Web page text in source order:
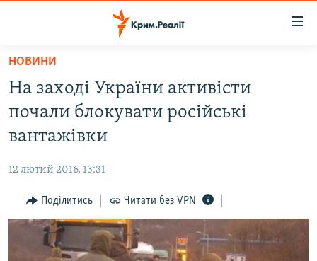
Перейти
основного
матеріалу
до
основної
Перейти
до
ВОДА.КРИМ
ВІДЕО ТА ФОТО
БЛОГИ
ПОГЛЯД
ІНТЕРВ'Ю
ВСЕ ЗА ДЕНЬ
НОВИНИ
На заході України активісти
почали блокувати російські
вантажівки
12 лютий 2016, 13:31
Поділитись Читати без VPN